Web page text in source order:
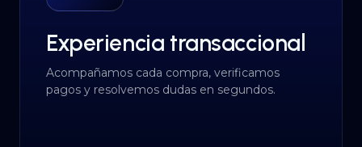
Experiencia transaccional
Acompañamos cada compra, verificamos
pagos y resolvemos dudas en segundos.